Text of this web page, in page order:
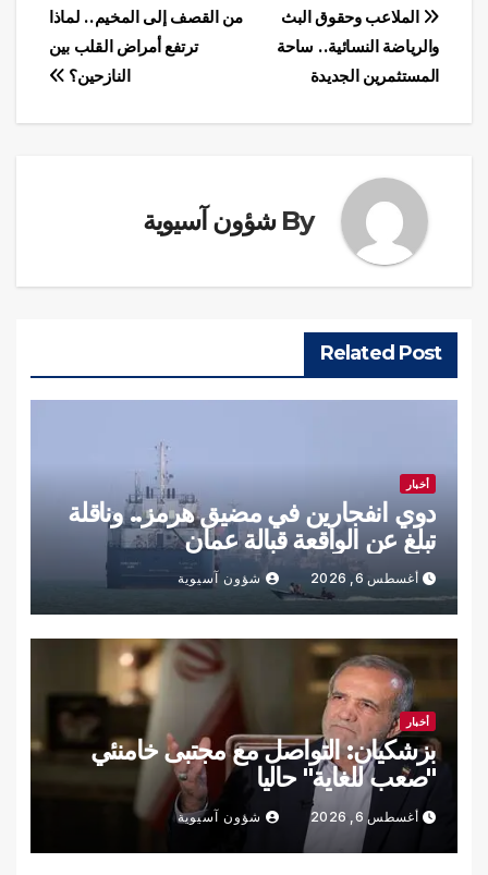
تصفّح
المقالات
من القصف إلى المخيم.. لماذا
ترتفع أمراض القلب بين
النازحين؟
الملاعب وحقوق البث
والرياضة النسائية.. ساحة
المستثمرين الجديدة
By شؤون آسيوية
Related Post
أخبار
دوي انفجارين في مضيق هرمز.. وناقلة
تبلغ عن الواقعة قبالة عمان
أغسطس 6, 2026 شؤون آسيوية
أخبار
بزشكيان: التواصل مع مجتبى خامنئي
"صعب للغاية" حاليا
أغسطس 6, 2026 شؤون آسيوية